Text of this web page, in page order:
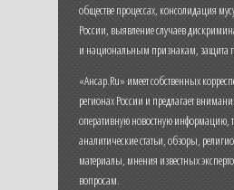
обществе процессах, консолидация
России, выявление случаев
и национальным признакам, защита
«Ансар.Ru» имеет собственных
регионах России и предлагает
оперативную новостную информацию,
аналитические статьи, обзоры,
материалы, мнения известных
вопросам.